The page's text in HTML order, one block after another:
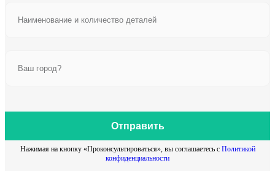
Отправить
Нажимая на кнопку «Проконсультироваться», вы соглашаетесь с Политикой
конфиденциальности